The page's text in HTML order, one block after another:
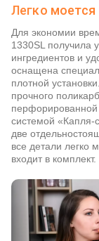
Легко моется
Для экономии
1330SL получила
ингредиентов и
оснащена
плотной
прочного
перфорированной
системой «Капля-
две
все детали легко
входит в комплект.